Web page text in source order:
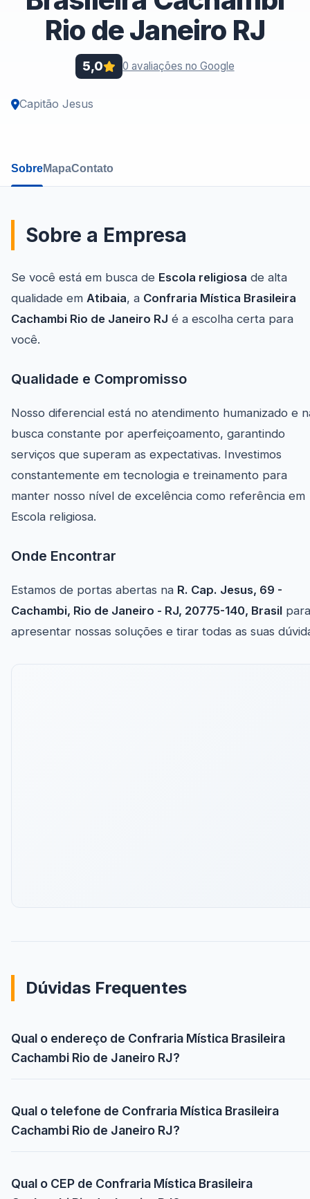
Rio de Janeiro RJ
5,0 0 avaliações no Google
Capitão Jesus
SobreMapaContato
Sobre a Empresa
Se você está em busca de Escola religiosa de alta
qualidade em Atibaia, a Confraria Mística Brasileira
Cachambi Rio de Janeiro RJ é a escolha certa para
você.
Qualidade e Compromisso
Nosso diferencial está no atendimento humanizado e
busca constante por aperfeiçoamento, garantindo
serviços que superam as expectativas. Investimos
constantemente em tecnologia e treinamento para
manter nosso nível de excelência como referência em
Escola religiosa.
Onde Encontrar
Estamos de portas abertas na R. Cap. Jesus, 69 -
Cachambi, Rio de Janeiro - RJ, 20775-140, Brasil para
apresentar nossas soluções e tirar todas as suas
Dúvidas Frequentes
Qual o endereço de Confraria Mística Brasileira
Cachambi Rio de Janeiro RJ?
Qual o telefone de Confraria Mística Brasileira
Cachambi Rio de Janeiro RJ?
Qual o CEP de Confraria Mística Brasileira